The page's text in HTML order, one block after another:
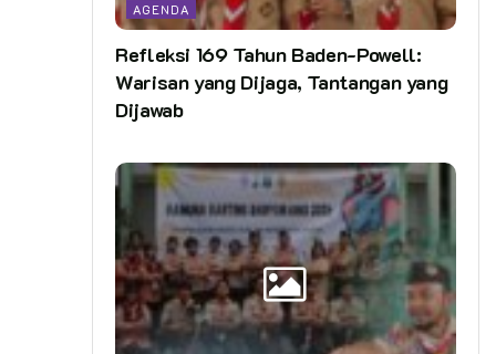
AGENDA
Refleksi 169 Tahun Baden-Powell:
Warisan yang Dijaga, Tantangan yang
Dijawab